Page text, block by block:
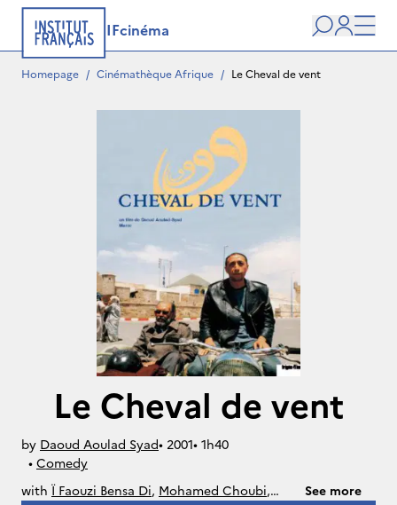
IFcinéma
Search
user
Homepage / Cinémathèque Afrique / Le Cheval de vent
Le Cheval de vent
by Daoud Aoulad Syad• 2001• 1h40
• Comedy
with Ï Faouzi Bensa Di, Mohamed Choubi,
See more